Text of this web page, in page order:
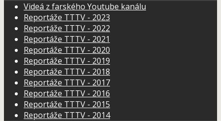
Videá z farského Youtube kanálu
Reportáže TTTV - 2023
Reportáže TTTV - 2022
Reportáže TTTV - 2021
Reportáže TTTV - 2020
Reportáže TTTV - 2019
Reportáže TTTV - 2018
Reportáže TTTV - 2017
Reportáže TTTV - 2016
Reportáže TTTV - 2015
Reportáže TTTV - 2014